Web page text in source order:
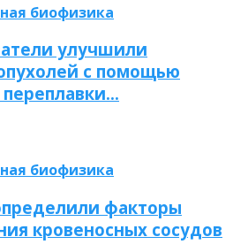
биофизика
улучшили
с помощью
биофизика
факторы
кровеносных сосудов